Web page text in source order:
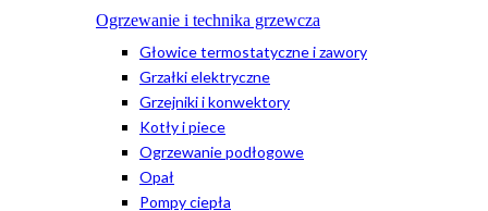
Ogrzewanie i technika grzewcza
Głowice termostatyczne i zawory
Grzałki elektryczne
Grzejniki i konwektory
Kotły i piece
Ogrzewanie podłogowe
Opał
Pompy ciepła